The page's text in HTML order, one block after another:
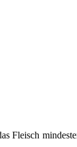
Fleisch